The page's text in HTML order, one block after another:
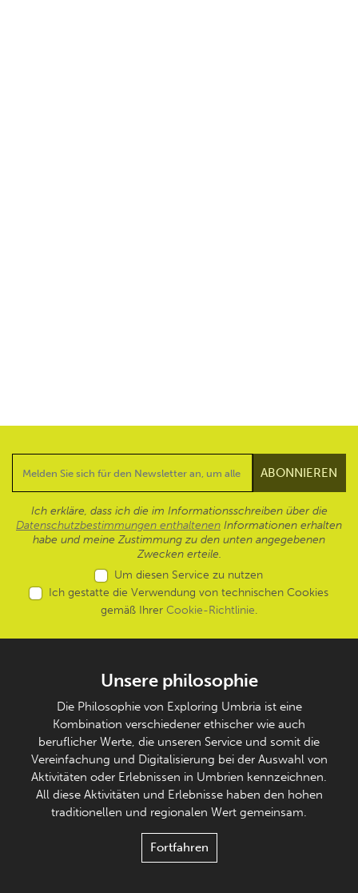
Ich erkläre, dass ich die im Informationsschreiben über die
Datenschutzbestimmungen enthaltenen Informationen erhalten
habe und meine Zustimmung zu den unten angegebenen
Zwecken erteile.
Um diesen Service zu nutzen
Ich gestatte die Verwendung von technischen Cookies
gemäß Ihrer Cookie-Richtlinie.
Unsere philosophie
Die Philosophie von Exploring Umbria ist eine
Kombination verschiedener ethischer wie auch
beruflicher Werte, die unseren Service und somit die
Vereinfachung und Digitalisierung bei der Auswahl von
Aktivitäten oder Erlebnissen in Umbrien kennzeichnen.
All diese Aktivitäten und Erlebnisse haben den hohen
traditionellen und regionalen Wert gemeinsam.
Fortfahren